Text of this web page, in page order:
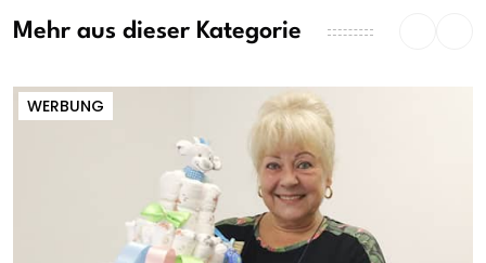
Mehr aus dieser Kategorie
WERBUNG